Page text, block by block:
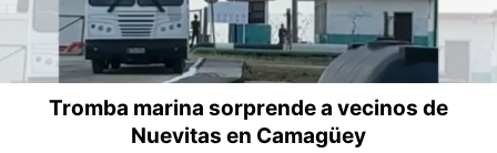
Tromba marina sorprende a vecinos de
Nuevitas en Camagüey